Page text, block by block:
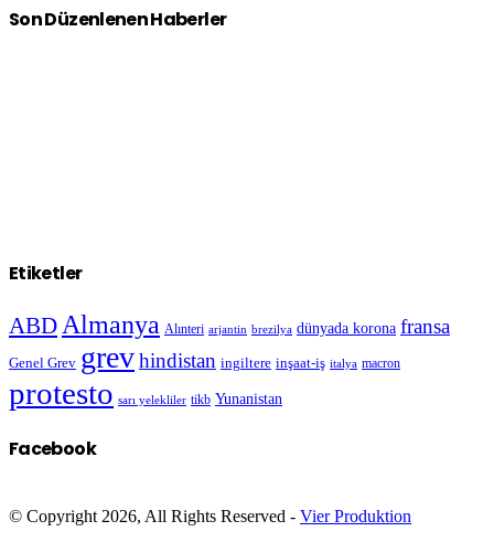
Son Düzenlenen Haberler
Etiketler
ABD Almanya Alınteri arjantin brezilya dünyada korona fransa
Genel Grev grevhindistan ingiltere inşaat-iş italya macron
protesto sarı yelekliler tikb Yunanistan
Facebook
© Copyright 2026, All Rights Reserved - Vier Produktion